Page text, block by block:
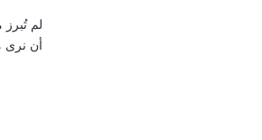
لم
أن نرى